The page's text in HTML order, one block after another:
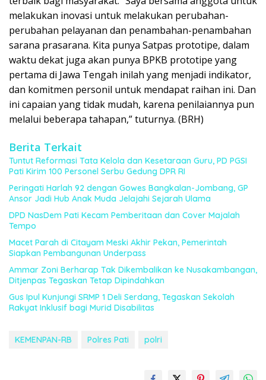
melakukan inovasi untuk melakukan perubahan-
perubahan pelayanan dan penambahan-penambahan
sarana prasarana. Kita punya Satpas prototipe, dalam
waktu dekat juga akan punya BPKB prototipe yang
pertama di Jawa Tengah inilah yang menjadi indikator,
dan komitmen personil untuk mendapat raihan ini. Dan
ini capaian yang tidak mudah, karena penilaiannya pun
melalui beberapa tahapan,” tuturnya. (BRH)
Berita Terkait
Tuntut Reformasi Tata Kelola dan Kesetaraan Guru, PD PGSI
Pati Kirim 100 Personel Serbu Gedung DPR RI
Peringati Harlah 92 dengan Gowes Bangkalan-Jombang, GP
Ansor Jadi Hub Anak Muda Jelajahi Sejarah Ulama
DPD NasDem Pati Kecam Pemberitaan dan Cover Majalah
Tempo
Macet Parah di Citayam Meski Akhir Pekan, Pemerintah
Siapkan Pembangunan Underpass
Ammar Zoni Berharap Tak Dikembalikan ke Nusakambangan,
Ditjenpas Tegaskan Tetap Dipindahkan
Gus Ipul Kunjungi SRMP 1 Deli Serdang, Tegaskan Sekolah
Rakyat Inklusif bagi Murid Disabilitas
KEMENPAN-RB Polres Pati polri